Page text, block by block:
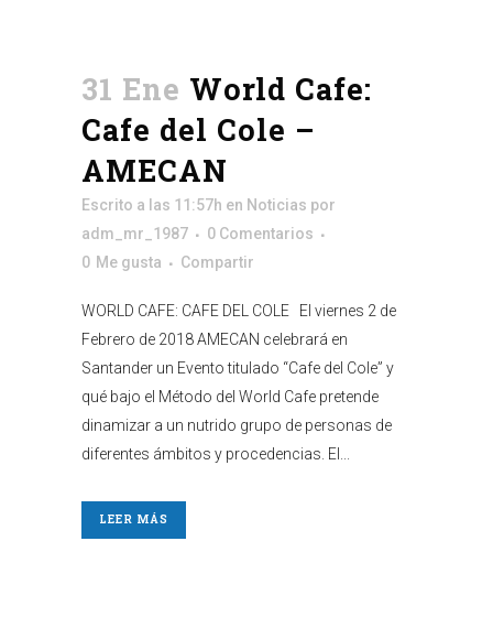
31 Ene World Cafe:
Cafe del Cole –
AMECAN
Escrito a las 11:57h en Noticias por
adm_mr_1987
0 Comentarios
0 Me gusta Compartir
WORLD CAFE: CAFE DEL COLE El viernes 2 de
Febrero de 2018 AMECAN celebrará en
Santander un Evento titulado “Cafe del Cole” y
qué bajo el Método del World Cafe pretende
dinamizar a un nutrido grupo de personas de
diferentes ámbitos y procedencias. El...
LEER MÁS